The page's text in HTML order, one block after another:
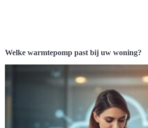
Welke warmtepomp past bij uw woning?